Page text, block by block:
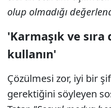
olup olmadığı
'Karmaşık ve sıra
kullanın'
Çözülmesi zor, iyi bir
gerektiğini söyleyen